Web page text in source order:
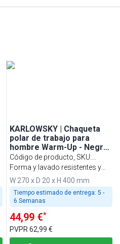
KARLOWSKY | Chaqueta
polar de trabajo para
hombre Warm-Up - Negro
- Talla: 3XL
Código de producto, SKU:
HWFBK3XL
Forma y lavado resistentes y
sostenibles
W 270 x D 20 x H 400 mm
Tiempo estimado de entrega: 5 -
6 Semanas
44,99 €*
PVPR62,99 €